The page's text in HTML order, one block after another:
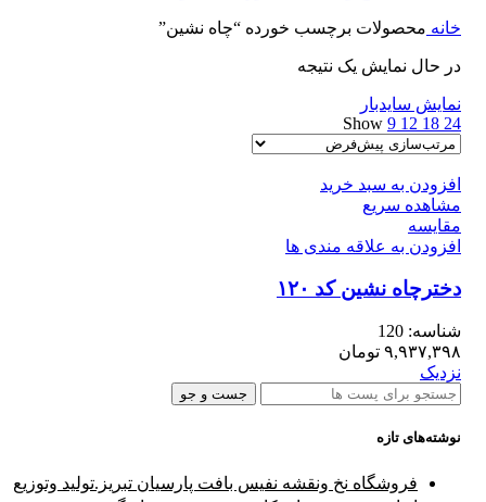
نزدیک
جست و جو
نوشته‌های تازه
فروشگاه نخ ونقشه نفیس بافت پارسیان تبریز.تولید وتوزیع
خانه محصولات برچسب خورده “چاه نشین”
در حال نمایش یک نتیجه
نمایش سایدبار
Show 9 12 18 24
افزودن به سبد خرید
مشاهده سریع
مقایسه
افزودن به علاقه مندی ها
دخترچاه نشین کد ۱۲۰
شناسه: 120
۹,۹۳۷,۳۹۸ تومان